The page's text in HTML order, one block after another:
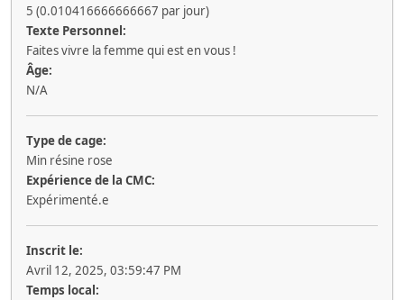
5 (0.010416666666667 par jour)
Texte Personnel:
Faites vivre la femme qui est en vous !
Âge:
N/A
Type de cage:
Min résine rose
Expérience de la CMC:
Expérimenté.e
Inscrit le:
Avril 12, 2025, 03:59:47 PM
Temps local: